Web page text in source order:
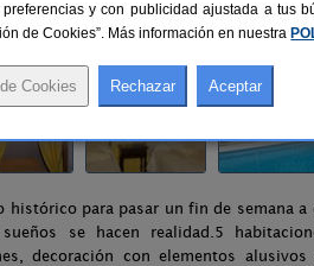
histórico para pasar un fin de semana
se hacen realidad.5
decoración con elementos
y con publicidad ajustada a tus
de Cookies”. Más información en nuestra